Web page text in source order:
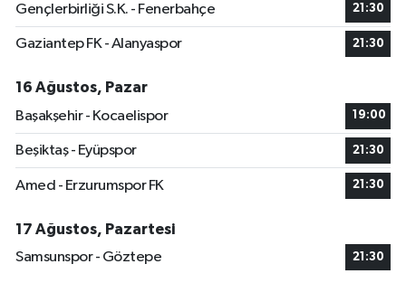
Gençlerbirliği S.K. - Fenerbahçe 21:30
Gaziantep FK - Alanyaspor 21:30
16 Ağustos, Pazar
Başakşehir - Kocaelispor
19:00
Beşiktaş - Eyüpspor 21:30
Amed - Erzurumspor FK 21:30
17 Ağustos, Pazartesi
Samsunspor - Göztepe
21:30